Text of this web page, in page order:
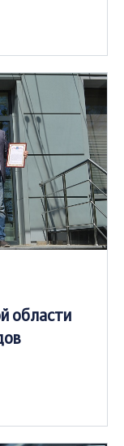
области